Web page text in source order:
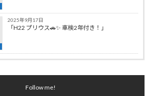
2025年9月17日
「H22 プリウス🚗✨ 車検2年付き！」
Follow me!